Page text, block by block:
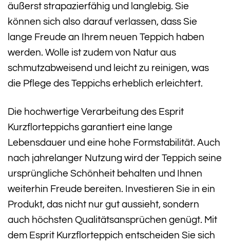
äußerst strapazierfähig und langlebig. Sie
können sich also darauf verlassen, dass Sie
lange Freude an Ihrem neuen Teppich haben
werden. Wolle ist zudem von Natur aus
schmutzabweisend und leicht zu reinigen, was
die Pflege des Teppichs erheblich erleichtert.
Die hochwertige Verarbeitung des Esprit
Kurzflorteppichs garantiert eine lange
Lebensdauer und eine hohe Formstabilität. Auch
nach jahrelanger Nutzung wird der Teppich seine
ursprüngliche Schönheit behalten und Ihnen
weiterhin Freude bereiten. Investieren Sie in ein
Produkt, das nicht nur gut aussieht, sondern
auch höchsten Qualitätsansprüchen genügt. Mit
dem Esprit Kurzflorteppich entscheiden Sie sich